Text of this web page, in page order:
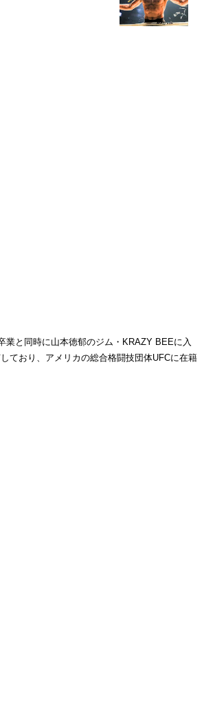
業と同時に山本徳郁のジム・KRAZY BEEに入
ており、アメリカの総合格闘技団体UFCに在籍